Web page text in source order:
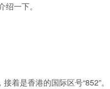
一下。
着是香港的国际区号“852”。